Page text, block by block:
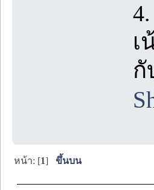
เ
กั
หน้า: [1]ขึ้นบน